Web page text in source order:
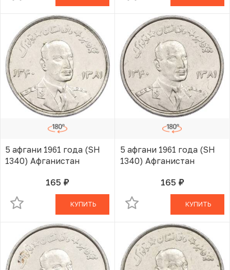
5 афгани 1961 года (SH
1340) Афганистан
165 руб.В КОРЗИНЕ
КУПИТЬ
5 афгани 1961 года (SH
1340) Афганистан
165 руб.В КОРЗИНЕ
КУПИТЬ